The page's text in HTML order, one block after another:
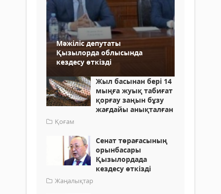
Мәжіліс депутаты
Қызылорда облысында
кездесу өткізді
Жыл басынан бері 14
мыңға жуық табиғат
қорғау заңын бұзу
жағдайы анықталған
Қоғам
Сенат төрағасының
орынбасары
Қызылордада
кездесу өткізді
Жаңалықтар